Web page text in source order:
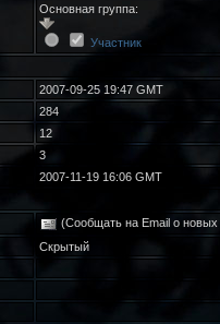
Основная группа:
Участник
2007-09-25 19:47 GMT
284
12
3
2007-11-19 16:06 GMT
(Сообщать на Email о
Скрытый